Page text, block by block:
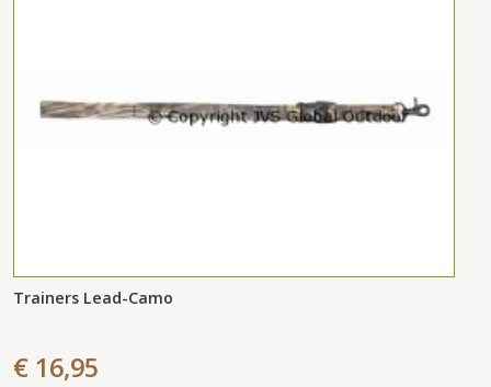
Trainers Lead-Camo
€ 16,95